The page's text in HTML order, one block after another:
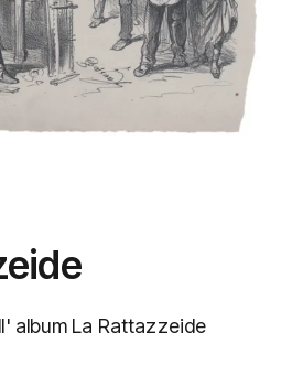
album La Rattazzeide